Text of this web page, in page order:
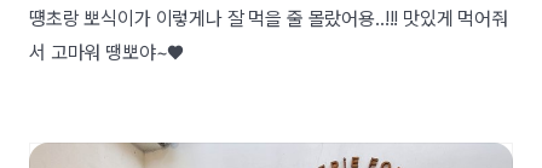
떙초랑 뽀식이가 이렇게나 잘 먹을 줄 몰랐어용..!!! 맛있게 먹어줘
서 고마워 땡뽀야~♥